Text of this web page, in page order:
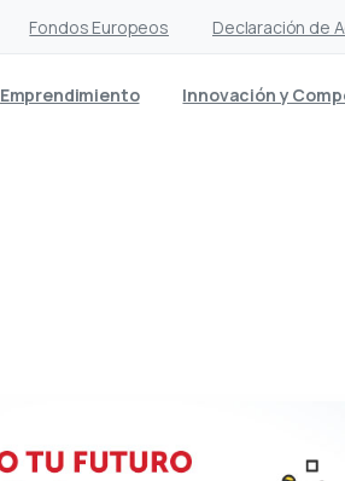
Fondos Europeos Declaración de
Emprendimiento Innovación y